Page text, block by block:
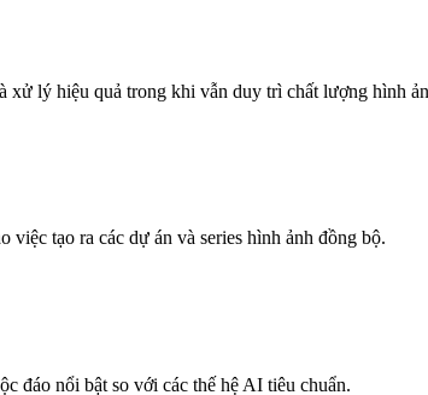
lý hiệu quả trong khi vẫn duy trì chất lượng hình
việc tạo ra các dự án và series hình ảnh đồng bộ.
đáo nổi bật so với các thế hệ AI tiêu chuẩn.